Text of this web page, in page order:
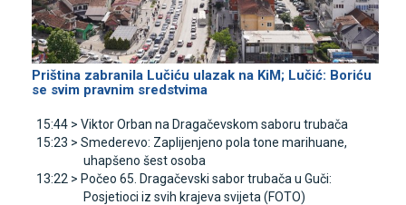
Priština zabranila Lučiću ulazak na KiM; Lučić: Boriću
se svim pravnim sredstvima
15:44 > Viktor Orban na Dragačevskom saboru trubača
15:23 > Smederevo: Zaplijenjeno pola tone marihuane,
uhapšeno šest osoba
13:22 > Počeo 65. Dragačevski sabor trubača u Guči:
Posjetioci iz svih krajeva svijeta (FOTO)